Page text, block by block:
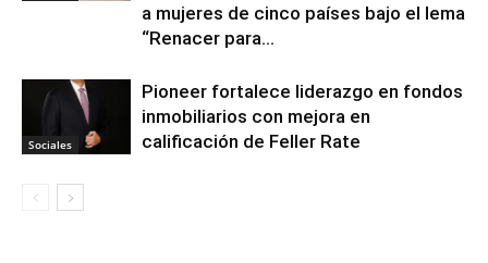
a mujeres de cinco países bajo el lema
“Renacer para...
Sociales
Pioneer fortalece liderazgo en fondos
inmobiliarios con mejora en
calificación de Feller Rate